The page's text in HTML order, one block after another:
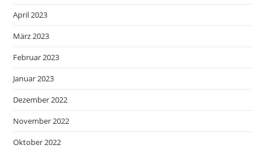
April 2023
März 2023
Februar 2023
Januar 2023
Dezember 2022
November 2022
Oktober 2022